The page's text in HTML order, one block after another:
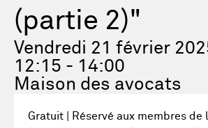
(partie 2)"
Vendredi 21 février
12:15 - 14:00
Maison des avocats
Gratuit | Réservé aux membres de